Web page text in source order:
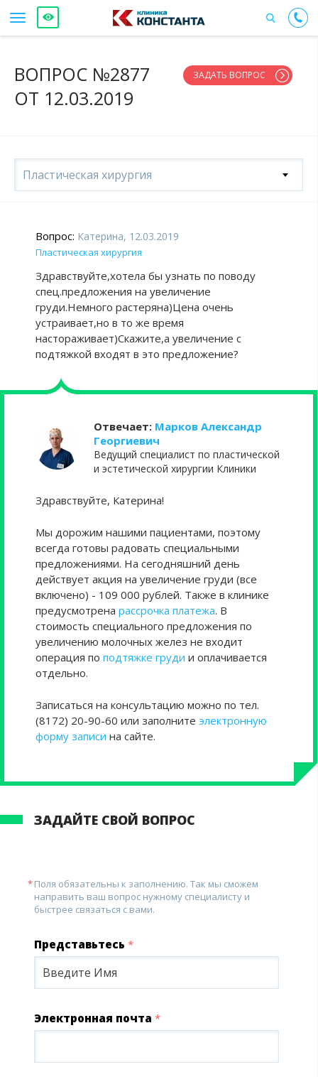
ВОПРОС №2877
ОТ 12.03.2019
ЗАДАТЬ ВОПРОС
Пластическая хирургия
Вопрос: Катерина, 12.03.2019
Пластическая хирургия
Здравствуйте,хотела бы узнать по поводу
спец.предложения на увеличение
груди.Немного растеряна)Цена очень
устраивает,но в то же время
настораживает)Скажите,а увеличение с
подтяжкой входят в это предложение?
Отвечает: Марков Александр
Георгиевич
Ведущий специалист по пластической
и эстетической хирургии Клиники
Здравствуйте, Катерина!
Мы дорожим нашими пациентами, поэтому
всегда готовы радовать специальными
предложениями. На сегодняшний день
действует акция на увеличение груди (все
включено) - 109 000 рублей. Также в клинике
предусмотрена рассрочка платежа. В
стоимость специального предложения по
увеличению молочных желез не входит
операция по подтяжке груди и оплачивается
отдельно.
Записаться на консультацию можно по тел.
(8172) 20-90-60 или заполните электронную
форму записи на сайте.
ЗАДАЙТЕ СВОЙ ВОПРОС
Поля обязательны к заполнению. Так мы сможем
направить ваш вопрос нужному специалисту и
быстрее связаться с вами.
Представьтесь *
Электронная почта *